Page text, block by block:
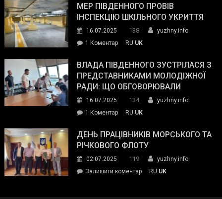
органів:
«Наш
спільний
окупанти.
Маємо
діяти
команда
ДСНС
власноруч
пожежу
у
МЕР ПІВДЕННОГО ПРОВІВ
ІНСПЕКЦІЮ ШКІЛЬНОГО УКРИТТЯ
16.07.2025 138
yuzhny.info
1 Коментардо
Південного
провів
інспекцію
укриття
RU UK
ВЛАДА ПІВДЕННОГО ЗУСТРІЛАСЯ З
ПРЕДСТАВНИКАМИ МОЛОДІЖНОЇ
РАДИ: ЩО ОБГОВОРЮВАЛИ
16.07.2025 134
yuzhny.info
1 Коментардо
Південного
зустрілася
представниками
молодіжної
RU UK
ДЕНЬ ПРАЦІВНИКІВ МОРСЬКОГО ТА
РІЧКОВОГО ФЛОТУ
02.07.2025 119
yuzhny.info
Залишити коментарon
RU UK